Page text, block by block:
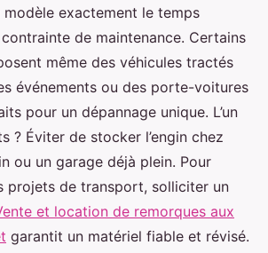
exactement le temps
de maintenance. Certains
même des véhicules tractés
événements ou des porte-voitures
pour un dépannage unique. L’un
? Éviter de stocker l’engin chez
ou un garage déjà plein. Pour
projets de transport, solliciter un
et location de remorques aux
garantit un matériel fiable et révisé.